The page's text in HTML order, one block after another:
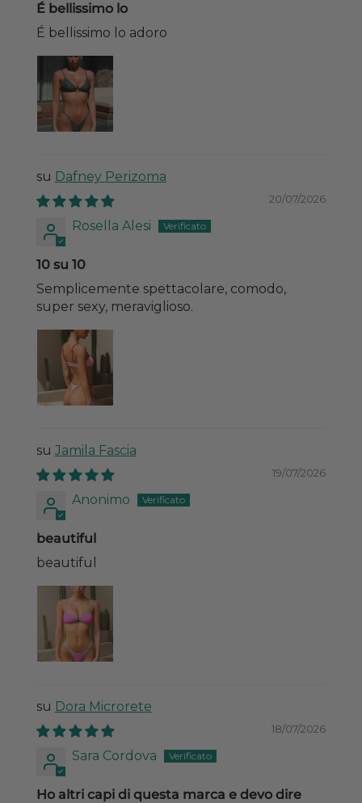
É bellissimo lo
É bellissimo lo adoro
Dafney Perizoma
20/07/2026
Rosella Alesi
10 su 10
Semplicemente spettacolare, comodo,
super sexy, meraviglioso.
Jamila Fascia
19/07/2026
Anonimo
beautiful
beautiful
Dora Microrete
18/07/2026
Sara Cordova
Ho altri capi di questa marca e devo dire